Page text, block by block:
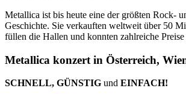
Metallica ist bis heute eine der größten Rock-
Geschichte. Sie verkauften weltweit über 50
füllen die Hallen und konnten zahlreiche Preise
Metallica konzert in Österreich,
SCHNELL, GÜNSTIG und EINFACH!